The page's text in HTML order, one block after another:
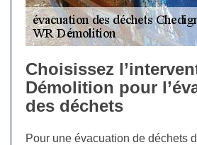
Choisissez
Démolition pour
des déchets
Pour une évacuation de déchets